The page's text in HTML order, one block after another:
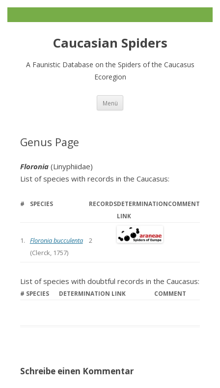
Caucasian Spiders
A Faunistic Database on the Spiders of the Caucasus
Ecoregion
Menü
Genus Page
Floronia (Linyphiidae)
List of species with records in the Caucasus:
# SPECIES RECORDSDETERMINATION
LINK
COMMENT
1.
Floronia bucculenta
(Clerck, 1757)
2
List of species with doubtful records in the Caucasus:
# SPECIES DETERMINATION LINK COMMENT
Schreibe einen Kommentar